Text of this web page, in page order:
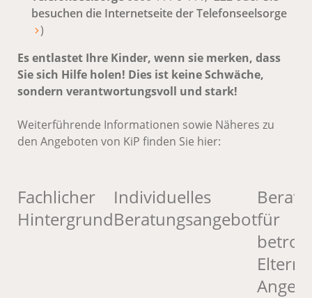
besuchen die Internetseite der Telefonseelsorge
)
Es entlastet Ihre Kinder, wenn sie merken, dass
Sie sich Hilfe holen! Dies ist keine Schwäche,
sondern verantwortungsvoll und stark!
Weiterführende Informationen sowie Näheres zu
den Angeboten von KiP finden Sie hier:
Fachlicher
Hintergrund
Individuelles
Beratungsangebotfür
Eltern